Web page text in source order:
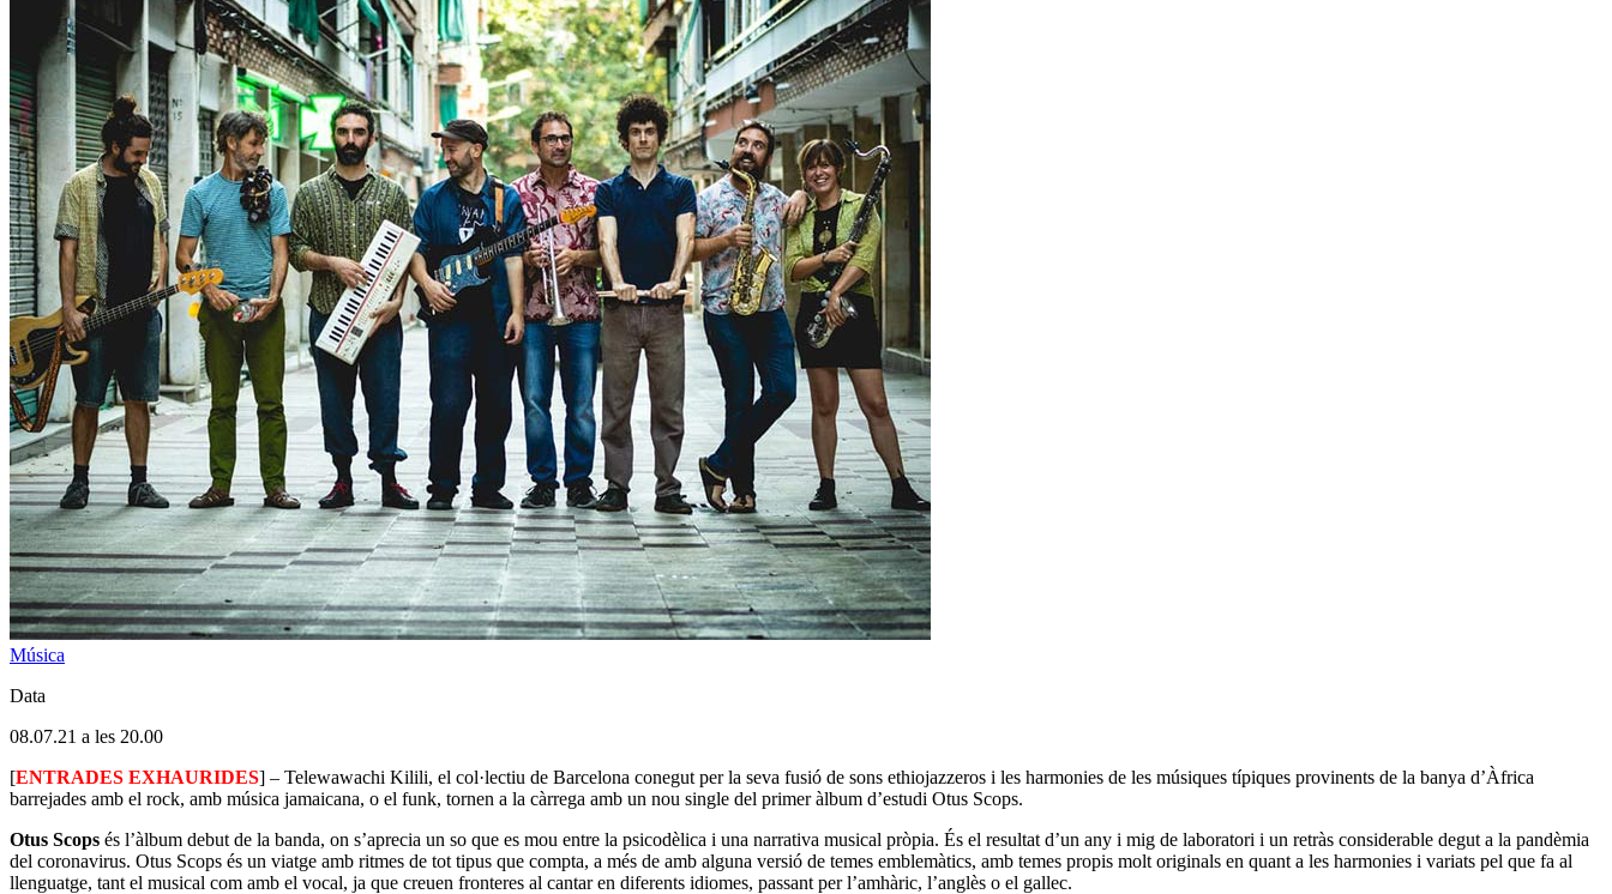
Música
Data
08.07.21 a les 20.00
[ENTRADES EXHAURIDES] – Telewawachi Kilili, el col·lectiu de Barcelona conegut per la seva fusió de sons ethiojazzeros i les harmonies de les músiques típiques provinents de la banya d’Àfrica
barrejades amb el rock, amb música jamaicana, o el funk, tornen a la càrrega amb un nou single del primer àlbum d’estudi Otus Scops.
Otus Scops és l’àlbum debut de la banda, on s’aprecia un so que es mou entre la psicodèlica i una narrativa musical pròpia. És el resultat d’un any i mig de laboratori i un retràs considerable degut a la pandèmia
del coronavirus. Otus Scops és un viatge amb ritmes de tot tipus que compta, a més de amb alguna versió de temes emblemàtics, amb temes propis molt originals en quant a les harmonies i variats pel que fa al
llenguatge, tant el musical com amb el vocal, ja que creuen fronteres al cantar en diferents idiomes, passant per l’amhàric, l’anglès o el gallec.